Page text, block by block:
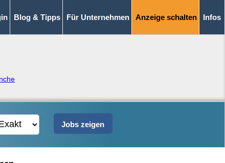
Blog & Tipps Für Unternehmen Anzeige schalten Infos